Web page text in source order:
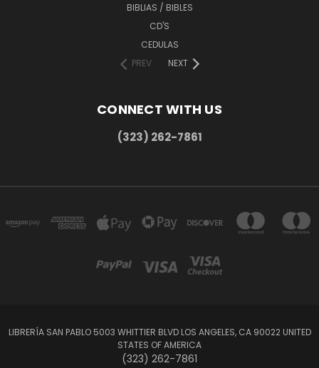
BIBLIAS / BIBLES
CD'S
CEDULAS
PREV
NEXT
CONNECT WITH US
(323) 262-7861
LIBRERÍA SAN PABLO 5003 WHITTIER BLVD LOS ANGELES, CA 90022 UNITED
STATES OF AMERICA
(323) 262-7861